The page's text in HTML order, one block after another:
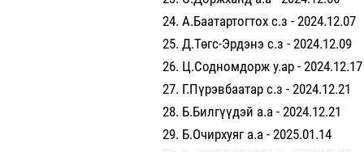
А.Баатартогтох с.з - 2024.12.07
Д.Төгс-Эрдэнэ с.з - 2024.12.09
Ц.Содномдорж у.ар - 2024.12.17
Г.Пүрэвбаатар с.з - 2024.12.21
Б.Билгүүдэй а.а - 2024.12.21
Б.Очирхуяг а.а - 2025.01.14